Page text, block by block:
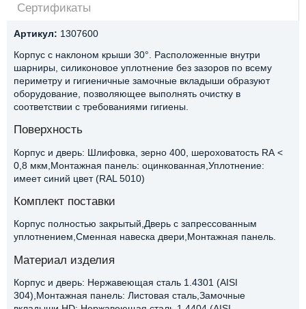
Сертификаты
Артикул: 1307600
Корпус с наклоном крыши 30°. Расположенные внутри
шарниры, силиконовое уплотнение без зазоров по всему
периметру и гигиеничные замочные вкладыши образуют
оборудование, позволяющее выполнять очистку в
соответствии с требованиями гигиены.
Поверхность
Корпус и дверь: Шлифовка, зерно 400, шероховатость RА <
0,8 мкм,Монтажная панель: оцинкованная,Уплотнение:
имеет синий цвет (RAL 5010)
Комплект поставки
Корпус полностью закрытый,Дверь с запрессованным
уплотнением,Сменная навеска двери,Монтажная панель.
Материал изделия
Корпус и дверь: Нержавеющая сталь 1.4301 (AISI
304),Монтажная панель: Листовая сталь,Замочные